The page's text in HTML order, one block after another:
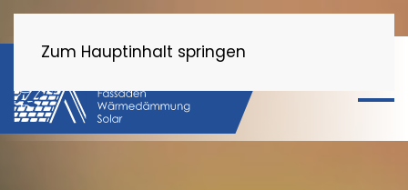
Zum Hauptinhalt springen